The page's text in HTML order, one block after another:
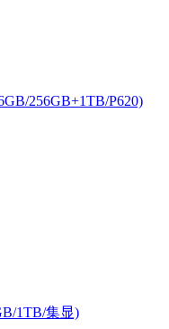
256GB+1TB/P620)
1TB/集显)